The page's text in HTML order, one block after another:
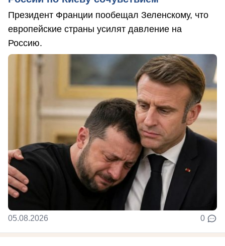
Президент Франции пообещал Зеленскому, что
европейские страны усилят давление на
Россию.
05.08.2026 0